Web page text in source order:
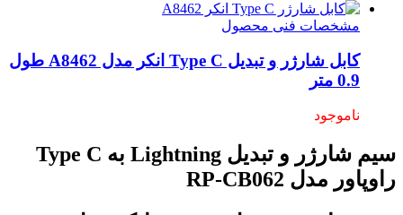
مشخصات فنی محصول
کابل شارژر و تبدیل Type C انکر مدل A8462 طول
0.9 متر
ناموجود
سیم شارژر و تبدیل Lightning به Type C
راوپاور مدل RP-CB062